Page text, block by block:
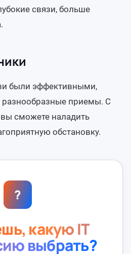
связи, больше
были эффективными,
приемы. С
сможете наладить
обстановку.
?
какую IT
выбрать?